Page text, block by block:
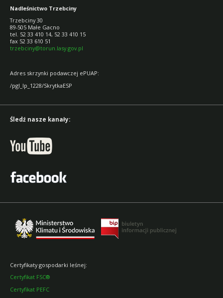
Nadleśnictwo Trzebciny
Trzebciny 30
89-505 Małe Gacno
tel. 52 33 410 14, 52 33 410 15
fax 52 33 610 51
trzebciny@torun.lasy.gov.pl
Adres skrzynki podawczej ePUAP:
/pgl_lp_1228/SkrytkaESP
Śledź nasze kanały:
Certyfikaty gospodarki leśnej:
Certyfikat FSC®
Certyfikat PEFC